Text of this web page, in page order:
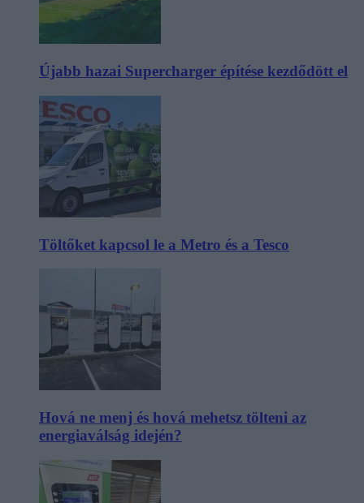
Újabb hazai Supercharger építése kezdődött el
Töltőket kapcsol le a Metro és a Tesco
Hová ne menj és hová mehetsz tölteni az
energiaválság idején?